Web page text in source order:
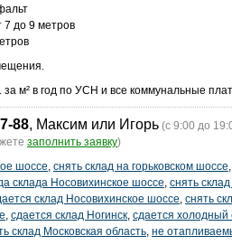
7 до 9 метров
м² в год по УСН и все коммунальные
88, Максим или Игорь (с 9:00 до
заполнить заявку)
шоссе, снять склад на горьковском шоссе,
склада Носовихинское шоссе, снять
склад Носовихинское шоссе, снять
, сдается склад Ногинск, сдается холодный
склад Московская область, не